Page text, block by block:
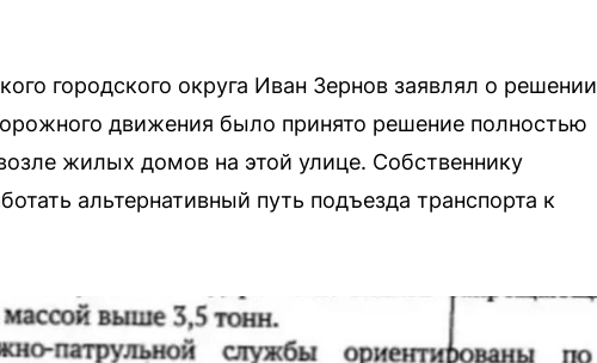
городского округа Иван Зернов заявлял о решении
движения было принято решение полностью
жилых домов на этой улице. Собственнику
альтернативный путь подъезда транспорта к